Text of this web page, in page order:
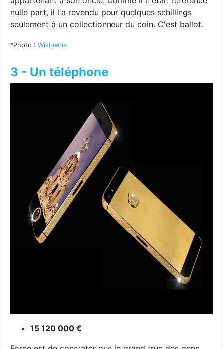
nulle part, il l'a revendu pour quelques schillings
seulement à un collectionneur du coin. C'est ballot.
*Photo : Wikipedia
3 - Un téléphone
15 120 000 €